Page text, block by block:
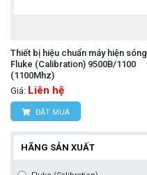
Thiết bị hiệu chuẩn máy hiện sóng
Fluke (Calibration) 9500B/1100
(1100Mhz)
Giá: Liên hệ
ĐẶT MUA
HÃNG SẢN XUẤT